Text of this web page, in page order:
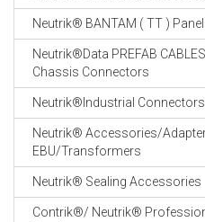
CABLE
Neutrik® BANTAM ( TT )
Neutrik®Data PREFAB
Chassis Connectors
Neutrik®Industrial Connectors
Neutrik® Accessories/
EBU/Transformers
Neutrik® Sealing Accessories
Contrik®/ Neutrik®